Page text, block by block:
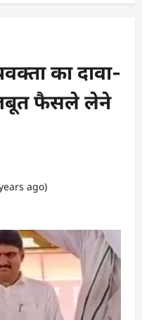
का दावा-
फैसले लेने
ago)